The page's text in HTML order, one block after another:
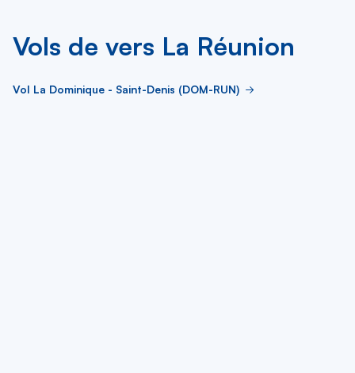
Vols de vers La Réunion
Vol La Dominique - Saint-Denis (DOM-RUN)